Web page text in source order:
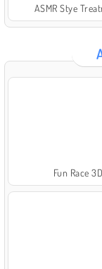
ASMR Stye
Fun Race 3D